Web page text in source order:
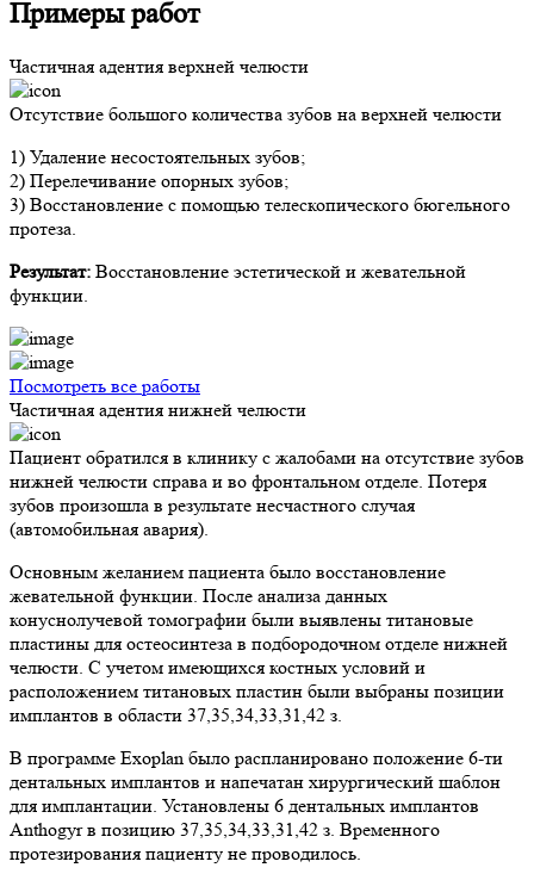
Примеры работ
Частичная адентия верхней челюсти
Отсутствие большого количества зубов на верхней челюсти
1) Удаление несостоятельных зубов;
2) Перелечивание опорных зубов;
3) Восстановление с помощью телескопического бюгельного
протеза.
Результат: Восстановление эстетической и жевательной
функции.
Посмотреть все работы
Частичная адентия нижней челюсти
Пациент обратился в клинику с жалобами на отсутствие зубов
нижней челюсти справа и во фронтальном отделе. Потеря
зубов произошла в результате несчастного случая
(автомобильная авария).
Основным желанием пациента было восстановление
жевательной функции. После анализа данных
конуснолучевой томографии были выявлены титановые
пластины для остеосинтеза в подбородочном отделе нижней
челюсти. С учетом имеющихся костных условий и
расположением титановых пластин были выбраны позиции
имплантов в области 37,35,34,33,31,42 з.
В программе Exoplan было распланировано положение 6-ти
дентальных имплантов и напечатан хирургический шаблон
для имплантации. Установлены 6 дентальных имплантов
Anthogyr в позицию 37,35,34,33,31,42 з. Временного
протезирования пациенту не проводилось.